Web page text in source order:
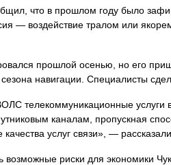
что в прошлом году было
— воздействие тралом или
прошлой осенью, но его
навигации. Специалисты
телекоммуникационные услуги
каналам, пропускная
услуг связи», —
риски для экономики